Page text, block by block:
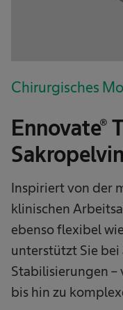
Chirurgisches
Ennovate®
Sakropelvin
Inspiriert von der
klinischen
ebenso flexibel
unterstützt Sie
Stabilisierungen
bis hin zu